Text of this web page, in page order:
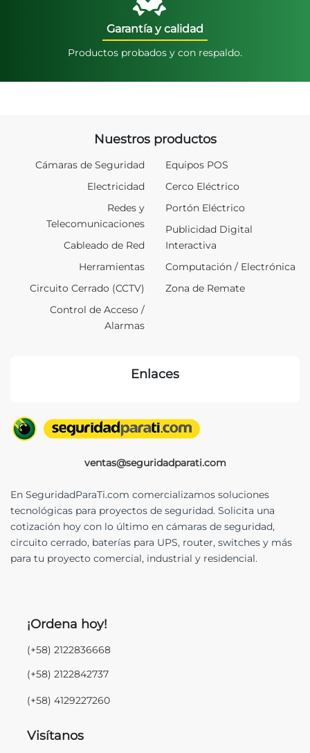
Garantía y calidad
Productos probados y con respaldo.
ventas@seguridadparati.com
En SeguridadParaTi.com comercializamos soluciones
tecnológicas para proyectos de seguridad. Solicita una
cotización hoy con lo último en cámaras de seguridad,
circuito cerrado, baterías para UPS, router, switches y más
para tu proyecto comercial, industrial y residencial.
¡Ordena hoy!
(+58) 2122836668
(+58) 2122842737
(+58) 4129227260
Visítanos
Nuestros productos
Cámaras de Seguridad
Electricidad
Redes y
Telecomunicaciones
Cableado de Red
Herramientas
Circuito Cerrado (CCTV)
Control de Acceso /
Alarmas
Equipos POS
Cerco Eléctrico
Portón Eléctrico
Publicidad Digital
Interactiva
Computación / Electrónica
Zona de Remate
Enlaces